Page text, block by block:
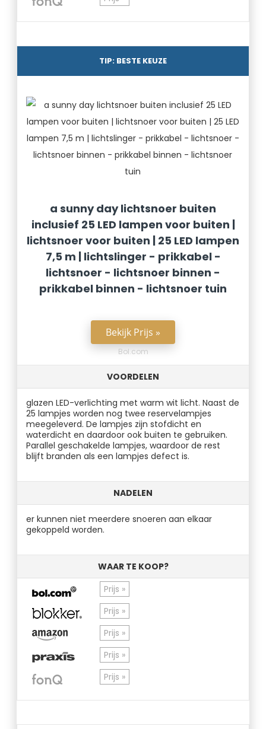
TIP: BESTE KEUZE
a sunny day lichtsnoer buiten
inclusief 25 LED lampen voor buiten |
lichtsnoer voor buiten | 25 LED lampen
7,5 m | lichtslinger - prikkabel -
lichtsnoer - lichtsnoer binnen -
prikkabel binnen - lichtsnoer tuin
Bekijk Prijs »
Bol.com
VOORDELEN
glazen LED-verlichting met warm wit licht. Naast de
25 lampjes worden nog twee reservelampjes
meegeleverd. De lampjes zijn stofdicht en
waterdicht en daardoor ook buiten te gebruiken.
Parallel geschakelde lampjes, waardoor de rest
blijft branden als een lampjes defect is.
NADELEN
er kunnen niet meerdere snoeren aan elkaar
gekoppeld worden.
WAAR TE KOOP?
Prijs »
Prijs »
Prijs »
Prijs »
Prijs »